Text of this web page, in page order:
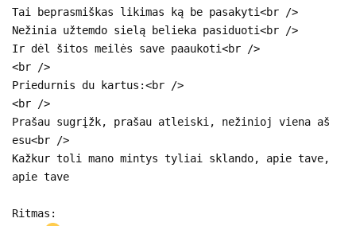
Tai beprasmiškas likimas ką be pasakyti<br />
Nežinia užtemdo sielą belieka pasiduoti<br />
Ir dėl šitos meilės save paaukoti<br />
<br />
Priedurnis du kartus:<br />
<br />
Prašau sugrįžk, prašau atleiski, nežinioj viena aš
esu<br />
Kažkur toli mano mintys tyliai sklando, apie tave,
apie tave
Ritmas: